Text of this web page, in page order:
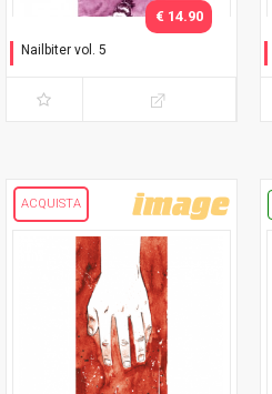
Nailbiter vol. 5
€ 14.90
ACQUISTA